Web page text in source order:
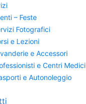
– Feste
Fotografici
e Lezioni
e Accessori
e Centri Medici
e Autonoleggio